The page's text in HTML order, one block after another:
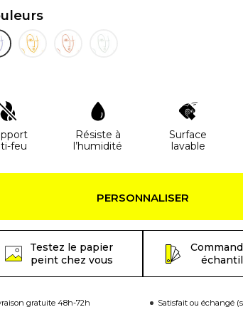
feu
Résiste à
l’humidité
Surface
lavable
PERSONNALISER
Testez le papier
peint chez vous
gratuite 48h-72h
Satisfait ou échangé